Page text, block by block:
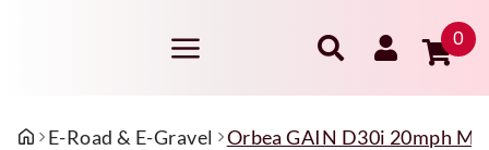
0
E-Road & E-Gravel Orbea GAIN D30i 20mph M